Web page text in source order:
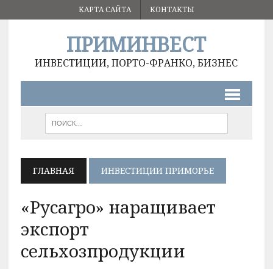
КАРТА САЙТА КОНТАКТЫ
ПРИМИНВЕСТ
ИНВЕСТИЦИИ, ПОРТО-ФРАНКО, БИЗНЕС
ГЛАВНАЯ ИНВЕСТИЦИИ ПРИМОРЬЕ
«Русагро» наращивает
экспорт
сельхозпродукции